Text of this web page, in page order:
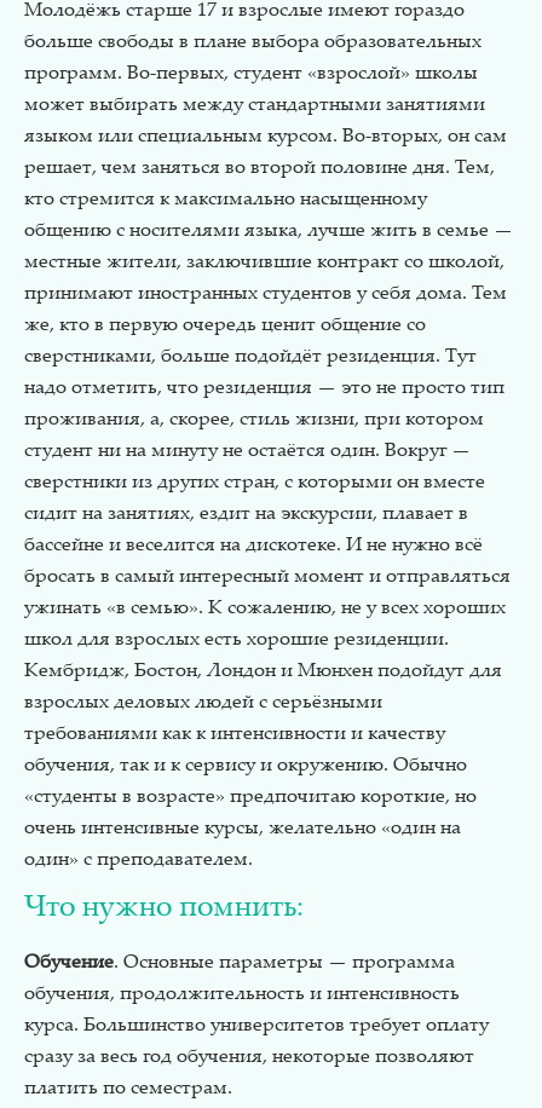
Молодёжь старше 17 и взрослые имеют гораздо
больше свободы в плане выбора образовательных
программ. Во-первых, студент «взрослой» школы
может выбирать между стандартными занятиями
языком или специальным курсом. Во-вторых, он сам
решает, чем заняться во второй половине дня. Тем,
кто стремится к максимально насыщенному
общению с носителями языка, лучше жить в семье —
местные жители, заключившие контракт со школой,
принимают иностранных студентов у себя дома. Тем
же, кто в первую очередь ценит общение со
сверстниками, больше подойдёт резиденция. Тут
надо отметить, что резиденция — это не просто тип
проживания, а, скорее, стиль жизни, при котором
студент ни на минуту не остаётся один. Вокруг —
сверстники из других стран, с которыми он вместе
сидит на занятиях, ездит на экскурсии, плавает в
бассейне и веселится на дискотеке. И не нужно всё
бросать в самый интересный момент и отправляться
ужинать «в семью». К сожалению, не у всех хороших
школ для взрослых есть хорошие резиденции.
Кембридж, Бостон, Лондон и Мюнхен подойдут для
взрослых деловых людей с серьёзными
требованиями как к интенсивности и качеству
обучения, так и к сервису и окружению. Обычно
«студенты в возрасте» предпочитаю короткие, но
очень интенсивные курсы, желательно «один на
один» с преподавателем.
Что нужно помнить:
Обучение. Основные параметры — программа
обучения, продолжительность и интенсивность
курса. Большинство университетов требует оплату
сразу за весь год обучения, некоторые позволяют
платить по семестрам.